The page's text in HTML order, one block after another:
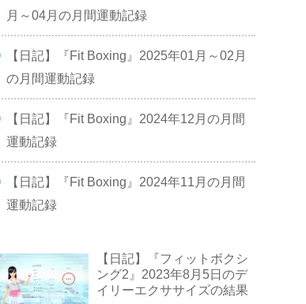
月～04月の月間運動記録
【日記】『Fit Boxing』2025年01月～02月
の月間運動記録
【日記】『Fit Boxing』2024年12月の月間
運動記録
【日記】『Fit Boxing』2024年11月の月間
運動記録
【日記】『フィットボクシ
ング2』2023年8月5日のデ
イリーエクササイズの結果